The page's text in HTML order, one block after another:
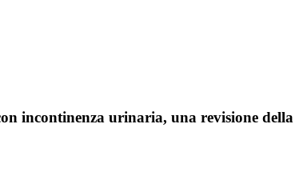
incontinenza urinaria, una revisione